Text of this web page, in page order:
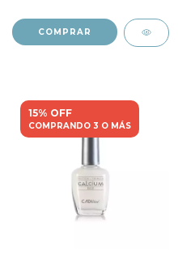
15% OFF
COMPRANDO 3 O MÁS